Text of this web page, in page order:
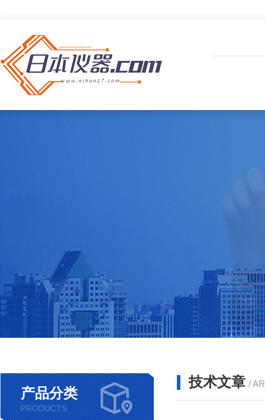
产品分类
PRODUCTS
技术文章 /